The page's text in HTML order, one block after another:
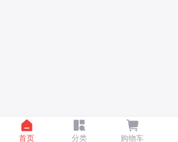
首页 分类 购物车